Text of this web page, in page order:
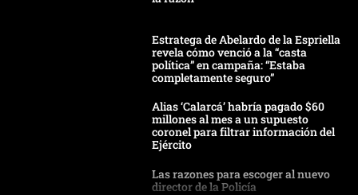
Estratega de Abelardo de la Espriella
revela cómo venció a la “casta
política” en campaña: “Estaba
completamente seguro”
Alias ‘Calarcá’ habría pagado $60
millones al mes a un supuesto
coronel para filtrar información del
Ejército
Las razones para escoger al nuevo
director de la Policía